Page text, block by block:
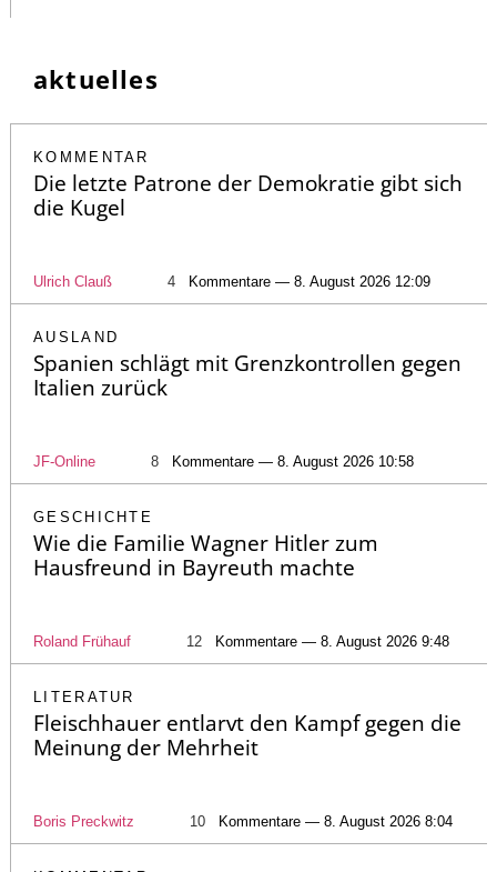
aktuelles
KOMMENTAR
Die letzte Patrone der Demokratie gibt sich
die Kugel
Ulrich Clauß 4 Kommentare — 8. August 2026 12:09
AUSLAND
Spanien schlägt mit Grenzkontrollen gegen
Italien zurück
JF-Online 8 Kommentare — 8. August 2026 10:58
GESCHICHTE
Wie die Familie Wagner Hitler zum
Hausfreund in Bayreuth machte
Roland Frühauf 12 Kommentare — 8. August 2026 9:48
LITERATUR
Fleischhauer entlarvt den Kampf gegen die
Meinung der Mehrheit
Boris Preckwitz 10 Kommentare — 8. August 2026 8:04